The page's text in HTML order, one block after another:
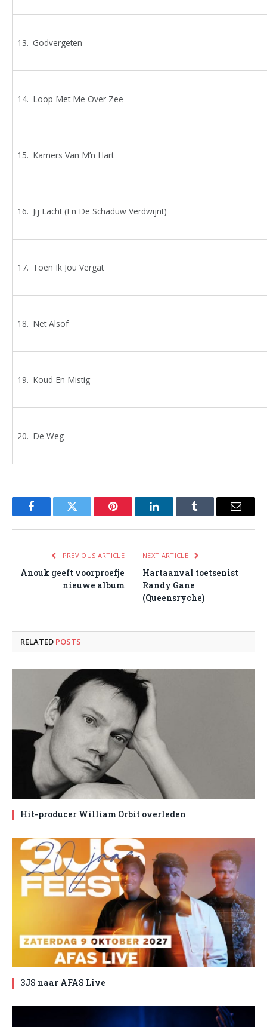
Godvergeten
Loop Met Me Over Zee
Kamers Van M’n Hart
Jij Lacht (En De Schaduw Verdwijnt)
Toen Ik Jou Vergat
Net Alsof
Koud En Mistig
De Weg
FacebookTwitter Pinterest LinkedInTumblr Email
PREVIOUS ARTICLE
Anouk geeft voorproefje
nieuwe album
NEXT ARTICLE
Hartaanval toetsenist
Randy Gane
(Queensryche)
RELATED POSTS
Hit-producer William Orbit overleden
3JS naar AFAS Live